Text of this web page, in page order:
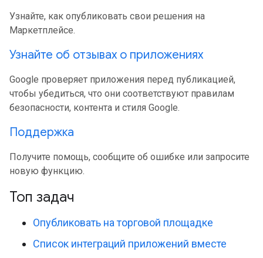
Узнайте, как опубликовать свои решения на
Маркетплейсе.
Узнайте об отзывах о приложениях
Google проверяет приложения перед публикацией,
чтобы убедиться, что они соответствуют правилам
безопасности, контента и стиля Google.
Поддержка
Получите помощь, сообщите об ошибке или запросите
новую функцию.
Топ задач
Опубликовать на торговой площадке
Список интеграций приложений вместе